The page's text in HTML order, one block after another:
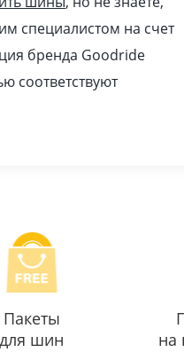
специалистом на счет
бренда Goodride
соответствуют
Пакеты
для шин
на